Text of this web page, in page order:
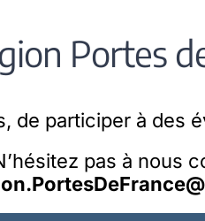
Portes
de participer à des
pas à nous